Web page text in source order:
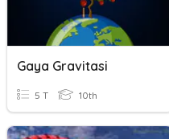
Gaya Gravitasi
5 T 10th